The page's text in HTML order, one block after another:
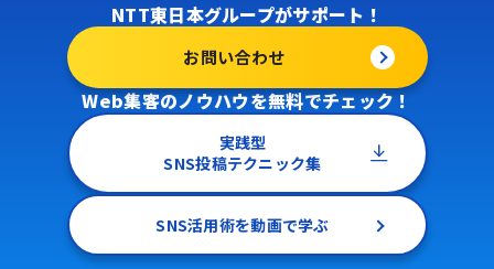
NTT東日本グループがサポート！
お問い合わせ
Web集客のノウハウを無料でチェック！
実践型
SNS投稿テクニック集
SNS活用術を動画で学ぶ